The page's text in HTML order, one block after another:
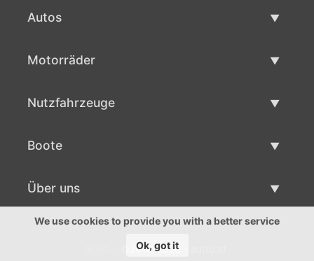
Autos
Motorräder
Nutzfahrzeuge
Boote
Bootsverkauf
Über uns
Über uns
©2016-2026 - autto.at
We use cookies to provide you with a better service
Ok, got it